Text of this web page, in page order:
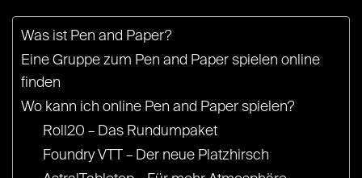
Was ist Pen and Paper?
Eine Gruppe zum Pen and Paper spielen online
finden
Wo kann ich online Pen and Paper spielen?
Roll20 – Das Rundumpaket
Foundry VTT – Der neue Platzhirsch